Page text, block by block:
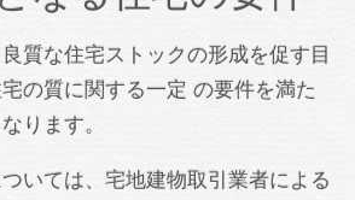
質な住宅ストックの形成を促す目
の質に関する一定 の要件を満た
ります。
いては、宅地建物取引業者による